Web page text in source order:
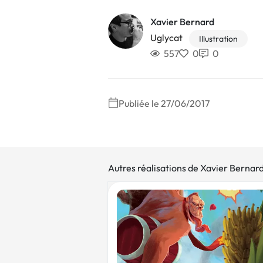
Xavier Bernard
Uglycat
Illustration
557 0 0
Publiée le 27/06/2017
Autres réalisations de Xavier